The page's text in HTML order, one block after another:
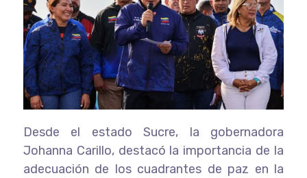
Desde el estado Sucre, la gobernadora
Johanna Carillo, destacó la importancia de la
adecuación de los cuadrantes de paz en la